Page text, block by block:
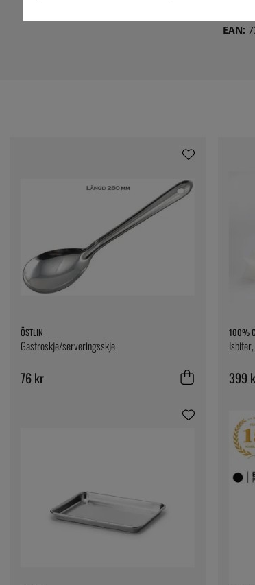
EAN:
ÖSTLIN
Gastroskje/serveringsskje
76 kr
100%
399